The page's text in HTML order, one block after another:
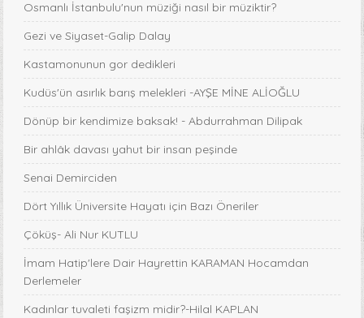
Osmanlı İstanbulu'nun müziği nasıl bir müziktir?
Gezi ve Siyaset-Galip Dalay
Kastamonunun gor dedikleri
Kudüs'ün asırlık barış melekleri -AYŞE MİNE ALİOĞLU
Dönüp bir kendimize baksak! - Abdurrahman Dilipak
Bir ahlâk davası yahut bir insan peşinde
Senai Demirciden
Dört Yıllık Üniversite Hayatı için Bazı Öneriler
Çöküş- Ali Nur KUTLU
İmam Hatip'lere Dair Hayrettin KARAMAN Hocamdan
Derlemeler
Kadınlar tuvaleti faşizm midir?-Hilal KAPLAN